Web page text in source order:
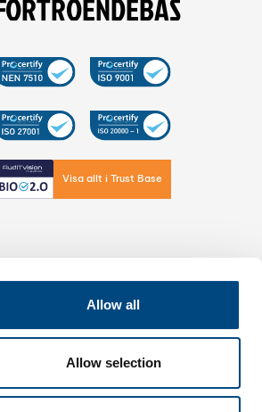
Allow all
Allow selection
Visa allt i Trust Base